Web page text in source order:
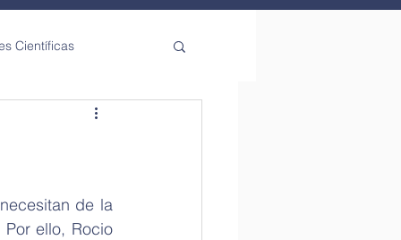
Científicas
The Science Corner
de la
ello, Rocio